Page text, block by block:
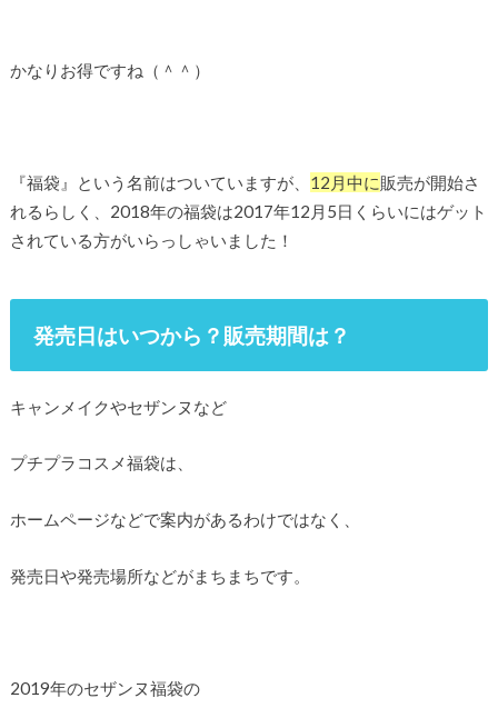
かなりお得ですね（＾＾）
『福袋』という名前はついていますが、 12月中に販売が開始さ
れるらしく、2018年の福袋は2017年12月5日くらいにはゲット
されている方がいらっしゃいました！
発売日はいつから？販売期間は？
キャンメイクやセザンヌなど
プチプラコスメ福袋は、
ホームページなどで案内があるわけではなく、
発売日や発売場所などがまちまちです。
2019年のセザンヌ福袋の